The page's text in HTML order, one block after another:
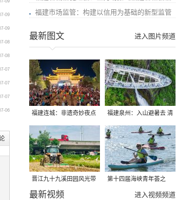
09
09
09
08
08
07
07
07
06
福建市场监管：构建以信用为基础的新型监管
进入图片频道
最新图文
福建连城：非遗奇妙夜点
亮夏夜
福建泉州：入山避暑去 清
凉好惬意
晋江九十九溪田园风光带
千亩早稻迎来成熟收割季
第十四届海峡青年荟之
2026榕台青年大学生水上
进入视频频道
最新视频